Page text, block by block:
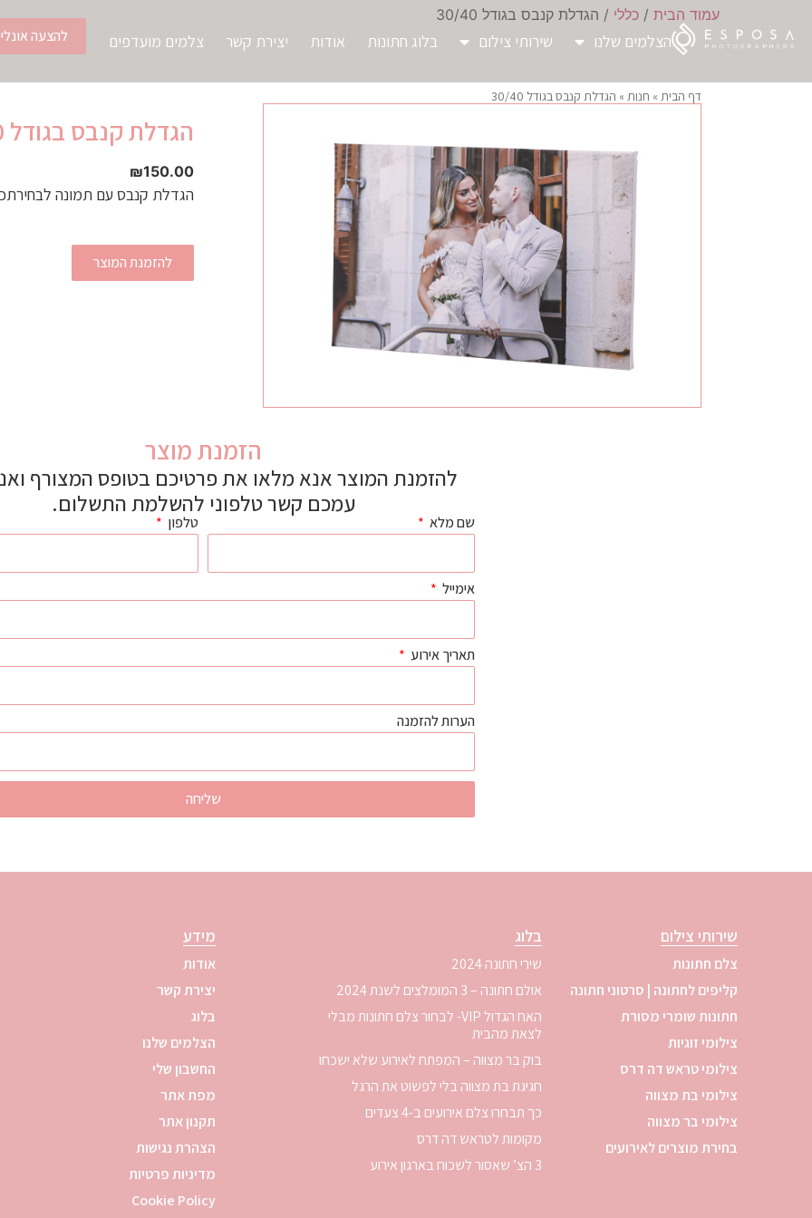
הצלמים שלנו שירותי צילום בלוג חתונות אודות יצירת קשר צלמים מועדפים להצעה
עמוד הבית / כללי / הגדלת קנבס בגודל 30/40
דף הבית» חנות» הגדלת קנבס בגודל 30/40
הגדלת קנבס בגודל 30/40
₪150.00
הגדלת קנבס עם תמונה
להזמנת המוצר
הזמנת מוצר
להזמנת המוצר אנא מלאו את פרטיכם בטופס המצורף
עמכם קשר טלפוני להשלמת התשלום.
שם מלא טלפון
אימייל
תאריך אירוע
הערות להזמנה
שליחה
שירותי צילום
צלם חתונות
קליפים לחתונה | סרטוני חתונה
חתונות שומרי מסורת
צילומי זוגיות
צילומי טראש דה דרס
צילומי בת מצווה
צילומי בר מצווה
בחירת מוצרים לאירועים
בלוג
שירי חתונה 2024
אולם חתונה – 3 המומלצים לשנת 2024
האח הגדול VIP- לבחור צלם חתונות מבלי
לצאת מהבית
בוק בר מצווה – המפתח לאירוע שלא ישכחו
חגיגת בת מצווה בלי לפשוט את הרגל
כך תבחרו צלם אירועים ב-4 צעדים
מקומות לטראש דה דרס
3 הצ’ שאסור לשכוח בארגון אירוע
מידע
אודות
יצירת קשר
בלוג
הצלמים שלנו
החשבון שלי
מפת אתר
תקנון אתר
הצהרת נגישות
מדיניות פרטיות
Cookie Policy